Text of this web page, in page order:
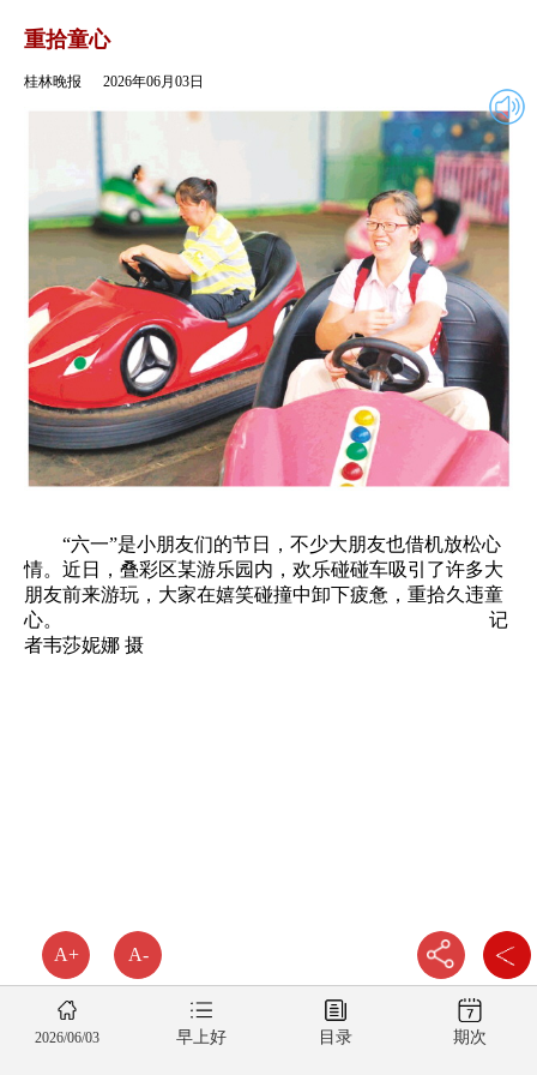
A+ A-
重拾童心
桂林晚报 2026年06月03日
“六一”是小朋友们的节日，不少大朋友也借机放松心
情。近日，叠彩区某游乐园内，欢乐碰碰车吸引了许多大
朋友前来游玩，大家在嬉笑碰撞中卸下疲惫，重拾久违童
心。 记
者韦莎妮娜 摄
2026/06/03 早上好 目录 期次